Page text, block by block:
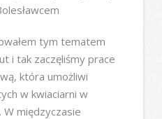
tym tematem
i tak zaczęliśmy prace
która umożliwi
w kwiaciarni w
W międzyczasie